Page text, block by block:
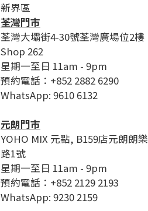
新界區
荃灣門市
荃灣大壩街4-30號荃灣廣場位2樓
Shop 262
星期一至日 11am - 9pm
預約電話：+852 2882 6290
WhatsApp: 9610 6132
元朗門市
YOHO MIX 元點, B159店元朗朗樂
路1號
星期一至日 11am - 9pm
預約電話：+852 2129 2193
WhatsApp: 9230 2159